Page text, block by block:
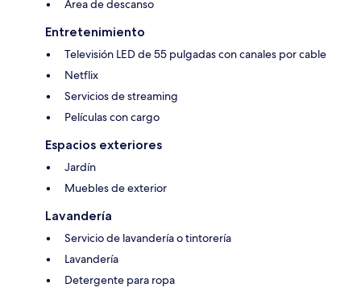
Área de descanso
Entretenimiento
Televisión LED de 55 pulgadas con canales por cable
Netflix
Servicios de streaming
Películas con cargo
Espacios exteriores
Jardín
Muebles de exterior
Lavandería
Servicio de lavandería o tintorería
Lavandería
Detergente para ropa